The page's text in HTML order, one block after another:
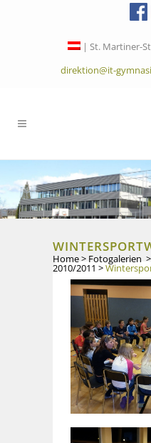
| St. Martiner-
direktion@it-
Home> Fotogalerien >
2010/2011 >